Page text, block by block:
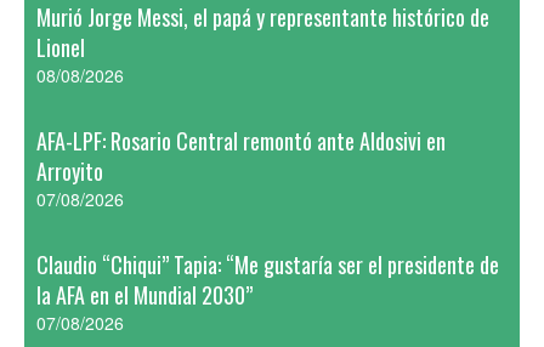
Murió Jorge Messi, el papá y representante histórico de
Lionel
08/08/2026
AFA-LPF: Rosario Central remontó ante Aldosivi en
Arroyito
07/08/2026
Claudio “Chiqui” Tapia: “Me gustaría ser el presidente de
la AFA en el Mundial 2030”
07/08/2026